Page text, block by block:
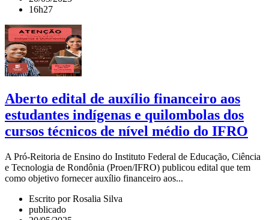
16h27
Aberto edital de auxílio financeiro aos
estudantes indígenas e quilombolas dos
cursos técnicos de nível médio do IFRO
A Pró-Reitoria de Ensino do Instituto Federal de Educação, Ciência
e Tecnologia de Rondônia (Proen/IFRO) publicou edital que tem
como objetivo fornecer auxílio financeiro aos...
Escrito por Rosalia Silva
publicado